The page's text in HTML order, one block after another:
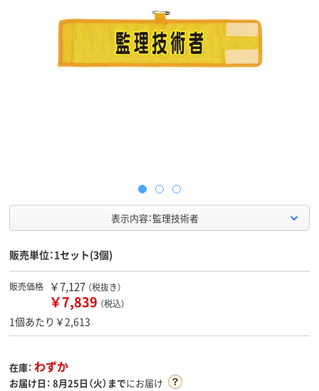
表示内容：監理技術者
販売単位：1セット(3個)
販売価格 ￥7,127 （税抜き）
￥7,839 （税込）
1個あたり￥2,613
在庫： わずか
お届け日： 8月25日（火）までにお届け